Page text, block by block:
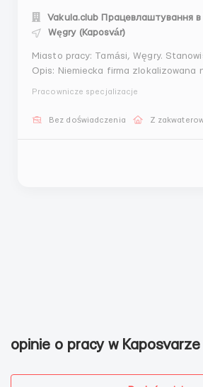
Vakula.club Працевлаштування в
Węgry (Kaposvár)
Miasto pracy: Tamási, Węgry. Stanowisko: pakowacz
Opis: Niemiecka firma zlokalizowana
(w tym kiełbaski i parówki). Istnieje
Pracownicze specjalizacje
Bez doświadczenia Z
opinie o pracy w Kaposvarze